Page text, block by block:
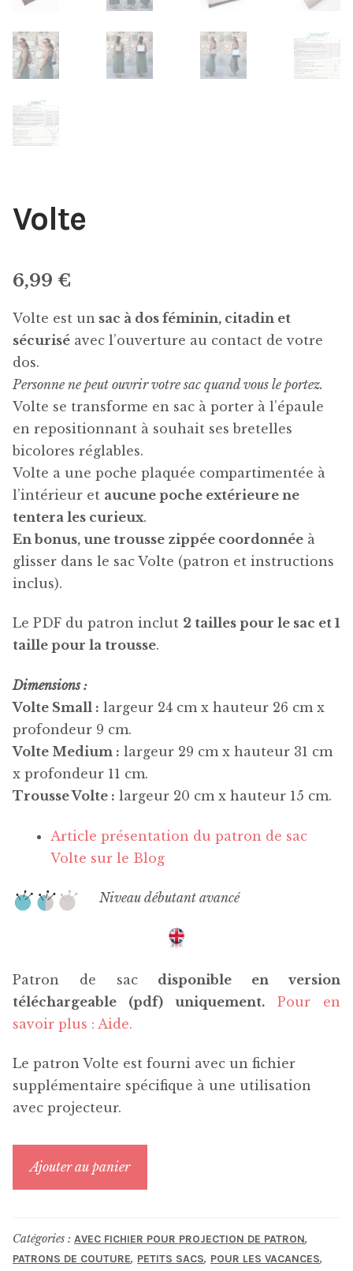
Volte
6,99 €
Volte est un sac à dos féminin, citadin et
sécurisé avec l’ouverture au contact de votre
dos.
Personne ne peut ouvrir votre sac quand vous le portez.
Volte se transforme en sac à porter à l’épaule
en repositionnant à souhait ses bretelles
bicolores réglables.
Volte a une poche plaquée compartimentée à
l’intérieur et aucune poche extérieure ne
tentera les curieux.
En bonus, une trousse zippée coordonnée à
glisser dans le sac Volte (patron et instructions
inclus).
Le PDF du patron inclut 2 tailles pour le sac et 1
taille pour la trousse.
Dimensions :
Volte Small : largeur 24 cm x hauteur 26 cm x
profondeur 9 cm.
Volte Medium : largeur 29 cm x hauteur 31 cm
x profondeur 11 cm.
Trousse Volte : largeur 20 cm x hauteur 15 cm.
Article présentation du patron de sac
Volte sur le Blog
Niveau débutant avancé
Patron de sac disponible en version
téléchargeable (pdf) uniquement.
Pour en
savoir plus : Aide.
Le patron Volte est fourni avec un fichier
supplémentaire spécifique à une utilisation
avec projecteur.
Ajouter au panier
Catégories : AVEC FICHIER POUR PROJECTION DE PATRON,
PATRONS DE COUTURE, PETITS SACS, POUR LES VACANCES,